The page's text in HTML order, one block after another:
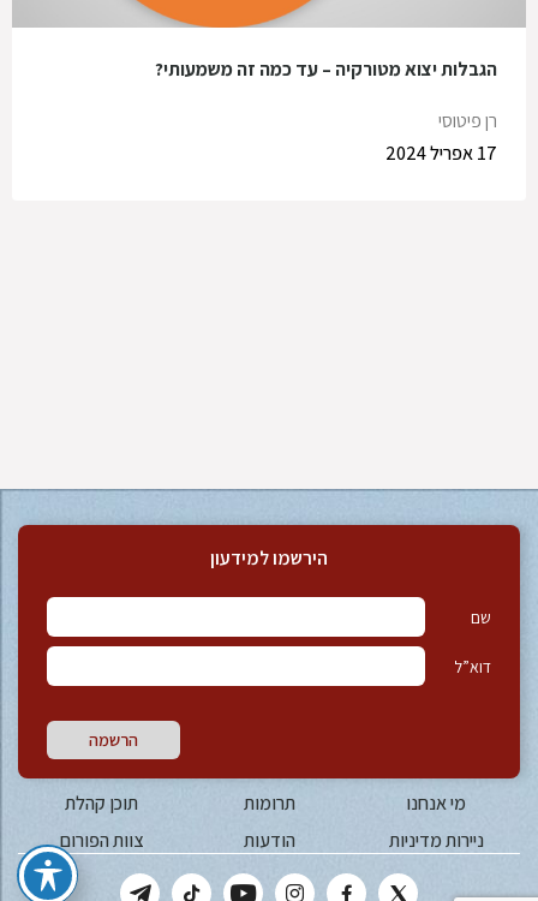
הגבלות יצוא מטורקיה – עד כמה זה משמעותי?
רן פיטוסי
17 אפריל 2024
הירשמו למידעון
שם
דוא”ל
הרשמה
מי אנחנו תרומות
תוכן קהלת
ניירות מדיניות
הודעות צוות הפורום